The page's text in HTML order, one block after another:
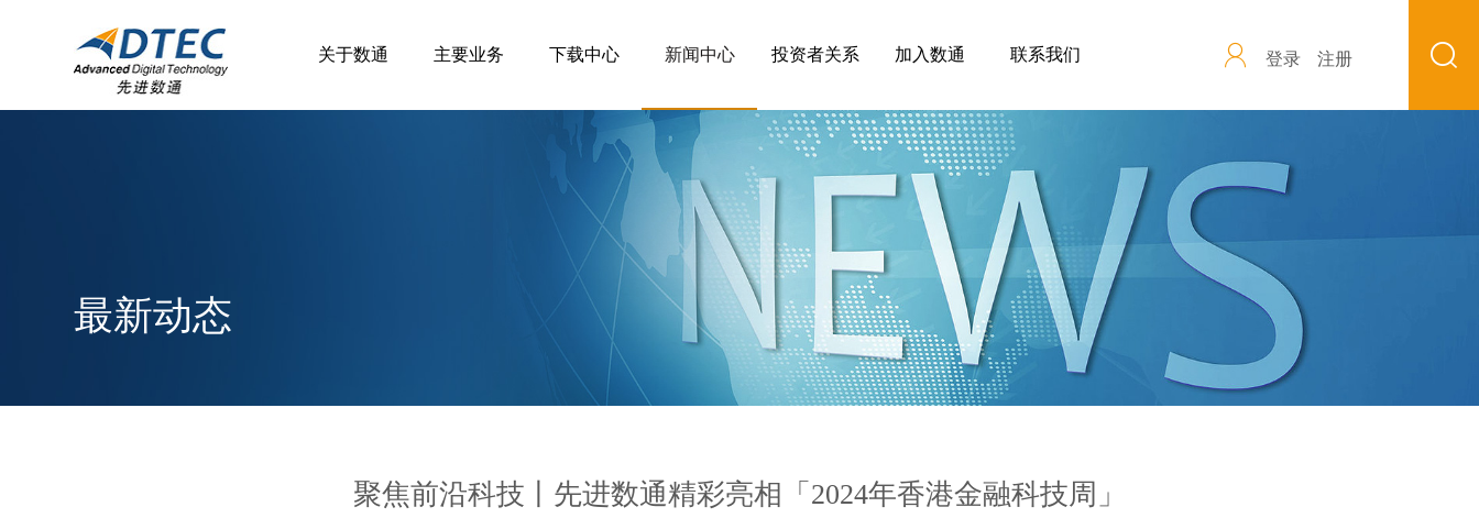
登录 注册
关于数通 主要业务 下载中心 新闻中心 投资者关系 加入数通 联系我们
最新动态
聚焦前沿科技丨先进数通精彩亮相「2024年香港金融科技周」